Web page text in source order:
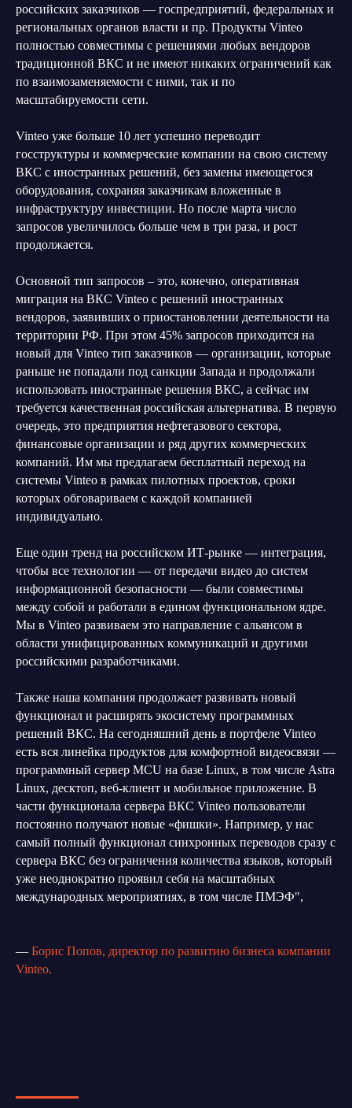
российских заказчиков — госпредприятий, федеральных и
региональных органов власти и пр. Продукты Vinteo
полностью совместимы с решениями любых вендоров
традиционной ВКС и не имеют никаких ограничений как
по взаимозаменяемости с ними, так и по
масштабируемости сети.
Vinteo уже больше 10 лет успешно переводит
госструктуры и коммерческие компании на свою систему
ВКС с иностранных решений, без замены имеющегося
оборудования, сохраняя заказчикам вложенные в
инфраструктуру инвестиции. Но после марта число
запросов увеличилось больше чем в три раза, и рост
продолжается.
Основной тип запросов – это, конечно, оперативная
миграция на ВКС Vinteo с решений иностранных
вендоров, заявивших о приостановлении деятельности на
территории РФ. При этом 45% запросов приходится на
новый для Vinteo тип заказчиков — организации, которые
раньше не попадали под санкции Запада и продолжали
использовать иностранные решения ВКС, а сейчас им
требуется качественная российская альтернатива. В первую
очередь, это предприятия нефтегазового сектора,
финансовые организации и ряд других коммерческих
компаний. Им мы предлагаем бесплатный переход на
системы Vinteo в рамках пилотных проектов, сроки
которых обговариваем с каждой компанией
индивидуально.
Еще один тренд на российском ИТ-рынке — интеграция,
чтобы все технологии — от передачи видео до систем
информационной безопасности — были совместимы
между собой и работали в едином функциональном ядре.
Мы в Vinteo развиваем это направление с альянсом в
области унифицированных коммуникаций и другими
российскими разработчиками.
Также наша компания продолжает развивать новый
функционал и расширять экосистему программных
решений ВКС. На сегодняшний день в портфеле Vinteo
есть вся линейка продуктов для комфортной видеосвязи —
программный сервер MCU на базе Linux, в том числе Astra
Linux, десктоп, веб-клиент и мобильное приложение. В
части функционала сервера ВКС Vinteo пользователи
постоянно получают новые «фишки». Например, у нас
самый полный функционал синхронных переводов сразу с
сервера ВКС без ограничения количества языков, который
уже неоднократно проявил себя на масштабных
международных мероприятиях, в том числе ПМЭФ",
— Борис Попов, директор по развитию бизнеса компании
Vinteo.